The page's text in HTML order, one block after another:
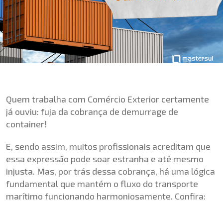
Quem trabalha com Comércio Exterior certamente
já ouviu: fuja da cobrança de demurrage de
container!
E, sendo assim, muitos profissionais acreditam que
essa expressão pode soar estranha e até mesmo
injusta. Mas, por trás dessa cobrança, há uma lógica
fundamental que mantém o fluxo do transporte
marítimo funcionando harmoniosamente. Confira: